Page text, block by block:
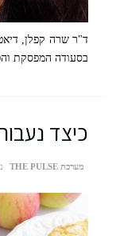
לאכול נכון לפני הצום
ד"ר שרה קפלן,
בסעודה המפסקת
כיצד
מערכת THE PULSE